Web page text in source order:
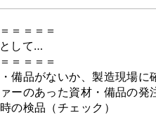
＝＝＝＝
して…
＝＝＝＝
備品がないか、製造現場に
ーのあった資材・備品の発
の検品（チェック）